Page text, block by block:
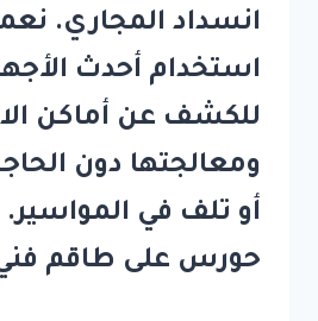
انسداد المجاري.
استخدام أحدث
للكشف عن أماكن
ومعالجتها دون
أو تلف في
حورس على طاقم